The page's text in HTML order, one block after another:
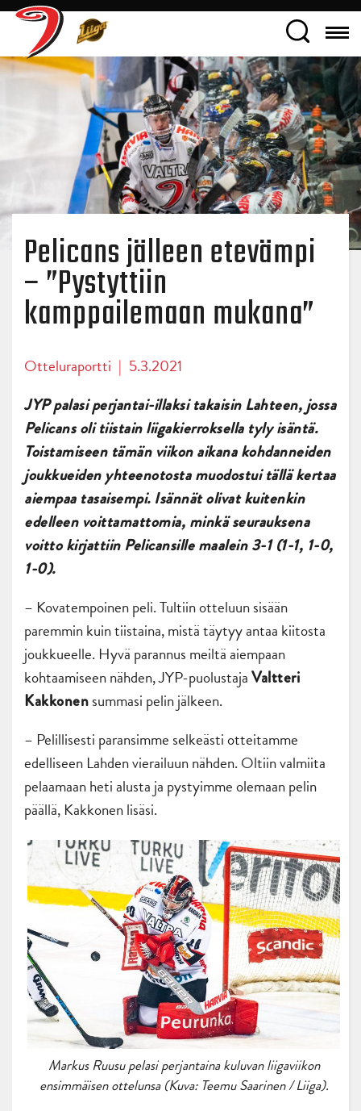
Pelicans jälleen etevämpi
– ”Pystyttiin
kamppailemaan mukana”
Otteluraportti | 5.3.2021
JYP palasi perjantai-illaksi takaisin Lahteen, jossa
Pelicans oli tiistain liigakierroksella tyly isäntä.
Toistamiseen tämän viikon aikana kohdanneiden
joukkueiden yhteenotosta muodostui tällä kertaa
aiempaa tasaisempi. Isännät olivat kuitenkin
edelleen voittamattomia, minkä seurauksena
voitto kirjattiin Pelicansille maalein 3-1 (1-1, 1-0,
1-0).
– Kovatempoinen peli. Tultiin otteluun sisään
paremmin kuin tiistaina, mistä täytyy antaa kiitosta
joukkueelle. Hyvä parannus meiltä aiempaan
kohtaamiseen nähden, JYP-puolustajaValtteri
Kakkonensummasi pelin jälkeen.
– Pelillisesti paransimme selkeästi otteitamme
edelliseen Lahden vierailuun nähden. Oltiin valmiita
pelaamaan heti alusta ja pystyimme olemaan pelin
päällä, Kakkonen lisäsi.
Markus Ruusu pelasi perjantaina kuluvan liigaviikon
ensimmäisen ottelunsa (Kuva: Teemu Saarinen / Liiga).